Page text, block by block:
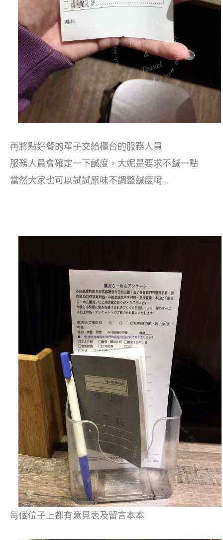
再將點好餐的單子交給櫃台的服務人員
服務人員會確定一下鹹度，大妮是要求不鹹一點
當然大家也可以試試原味不調整鹹度唷…
每個位子上都有意見表及留言本本